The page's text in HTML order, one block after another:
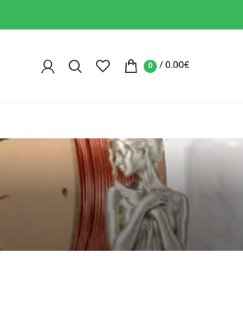
0 / 0.00€